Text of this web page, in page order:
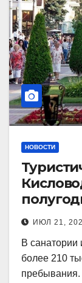
НОВОСТИ
ИЮЛ 21,
В санатории
более 210
пребывания.